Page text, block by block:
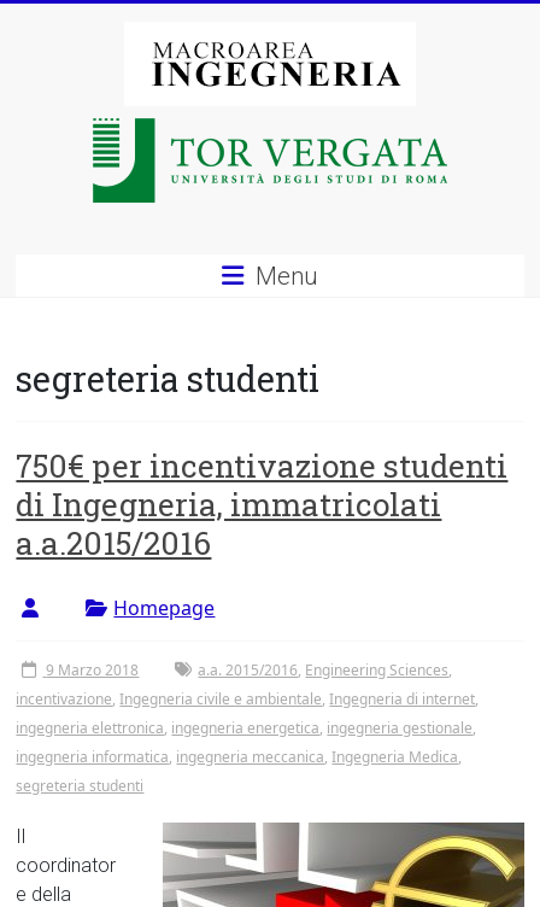
Macroarea
degli
di
Roma
Tor
Vergata
Menu
segreteria studenti
750€ per incentivazione studenti
di Ingegneria, immatricolati
a.a.2015/2016
Homepage
9 Marzo 2018 a.a. 2015/2016, Engineering Sciences,
incentivazione,Ingegneria civile e ambientale,Ingegneria di internet,
ingegneria elettronica, ingegneria energetica, ingegneria gestionale,
ingegneria informatica, ingegneria meccanica,Ingegneria Medica,
segreteria studenti
Il
coordinator
e della